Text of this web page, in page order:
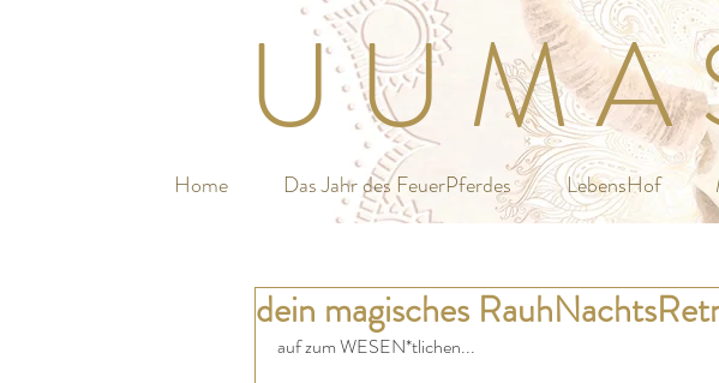
U U M A
Home Das Jahr des FeuerPferdes LebensHof
dein magisches
auf zum WESEN*tlichen...